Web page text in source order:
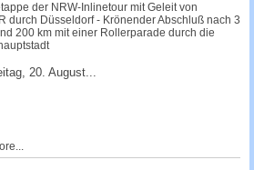
der NRW-Inlinetour mit Geleit von
durch Düsseldorf - Krönender Abschluß nach 3
200 km mit einer Rollerparade durch die
20. August...